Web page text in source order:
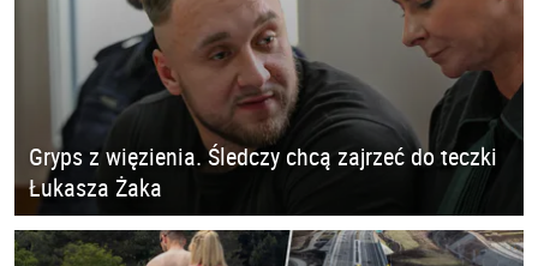
Gryps z więzienia. Śledczy chcą zajrzeć do teczki
Łukasza Żaka